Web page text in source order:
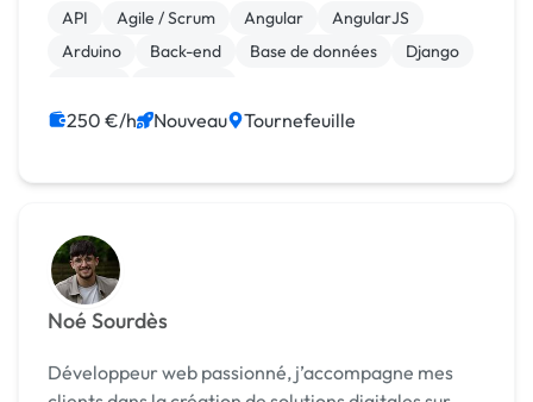
API Agile / Scrum Angular
AngularJS
Arduino
Back-end Base de données
Django
250 €/h Nouveau Tournefeuille
Noé Sourdès
Développeur web passionné, j’accompagne mes